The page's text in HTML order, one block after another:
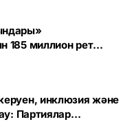
185 миллион рет
инклюзия және
Партиялар
мәселе көтерді